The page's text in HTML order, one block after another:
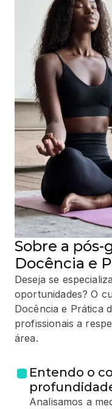
Sobre a
Docência e
Deseja se
oportunidades? O
Docência e Prática
profissionais a
área.
Entendo o
Analisamos a